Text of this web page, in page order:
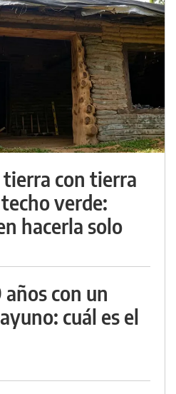
tierra con tierra
verde:
hacerla solo
años con un
cuál es el